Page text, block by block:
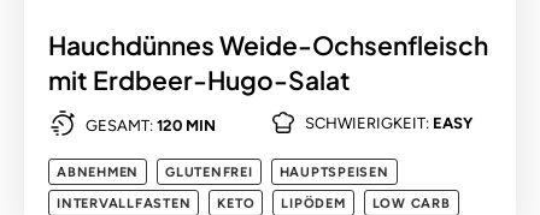
Hauchdünnes Weide-Ochsenfleisch
mit Erdbeer-Hugo-Salat
GESAMT: 120 MIN SCHWIERIGKEIT: EASY
ABNEHMEN GLUTENFREI
HAUPTSPEISEN
INTERVALLFASTEN
KETO LIPÖDEM LOW CARB